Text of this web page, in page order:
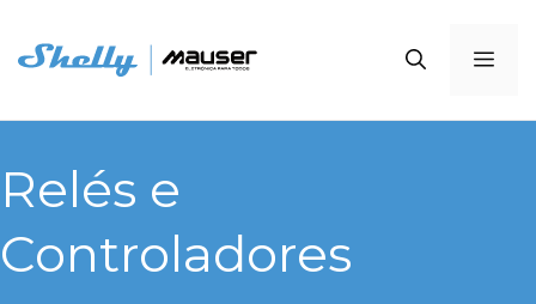
para
conteúdo
Relés e
Controladores